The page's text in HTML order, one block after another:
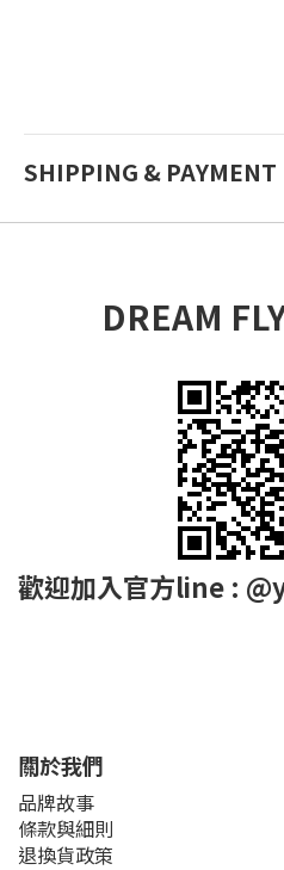
SHIPPING & PAYMENT
DREAM
歡迎加入官方line :
關於我們
品牌故事
條款與細則
退換貨政策